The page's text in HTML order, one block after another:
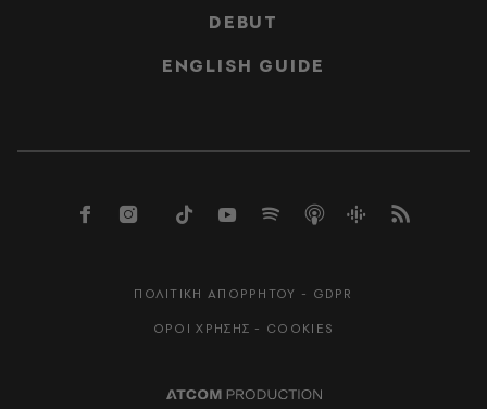
DEBUT
ENGLISH GUIDE
ΠΟΛΙΤΙΚΗ ΑΠΟΡΡΗΤΟΥ - GDPR
ΟΡΟΙ ΧΡΗΣΗΣ - COOKIES